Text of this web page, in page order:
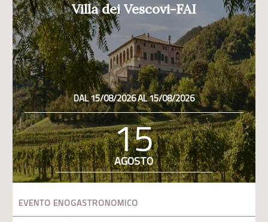
Villa dei Vescovi-FAI
DAL 15/08/2026 AL 15/08/2026
15
AGOSTO
EVENTO ENOGASTRONOMICO